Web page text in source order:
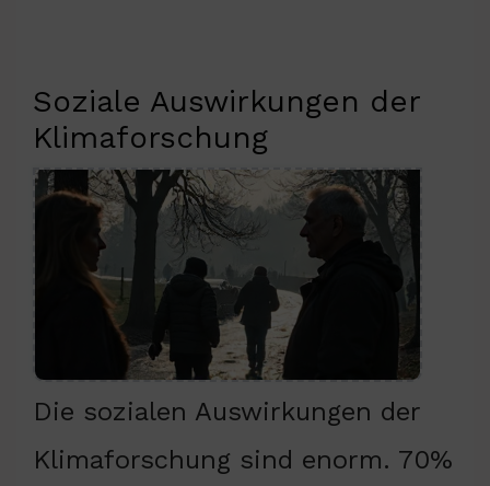
Soziale Auswirkungen der
Klimaforschung
Die sozialen Auswirkungen der
Klimaforschung sind enorm. 70%